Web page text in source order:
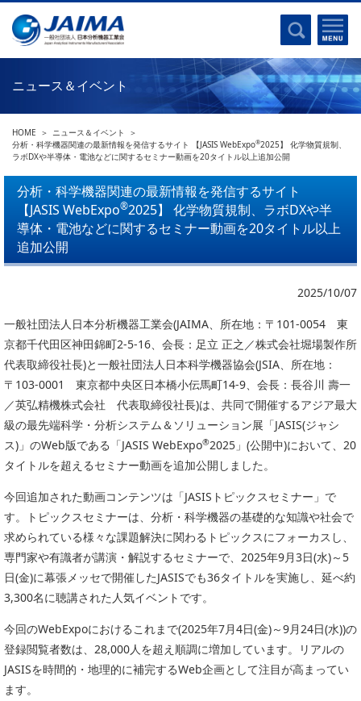
事業計画書
沿革
関連リンク
主な活動
分析機器・科学機器遺産認定
海外交流事業
統計
刊行物のご案内
委員会活動
協力企業との適正取引の推進
分析用X線検査装置他PCB廃棄物処理について
会員会社
会員リスト
入会のご案内
入会金・会費規程
ニュース＆イベント
プレスリリース
イベント
はじめに
電磁波(光)
クロマトグラフ
質量分析
電子顕微鏡
熱分析
電気化学
磁気共鳴
電子線応用
バイオ関連
総論・各種分析法
食品
ライフサイエンス
イメージング
材料
X線・放射光
PICK UP CONTENTS
ニュース＆イベント
HOME
ニュース＆イベント
分析・科学機器関連の最新情報を発信するサイト 【JASIS WebExpo®2025】 化学物質規制、
ラボDXや半導体・電池などに関するセミナー動画を20タイトル以上追加公開
分析・科学機器関連の最新情報を発信するサイト
【JASIS WebExpo®2025】 化学物質規制、ラボDXや半
導体・電池などに関するセミナー動画を20タイトル以上
追加公開
2025/10/07
一般社団法人日本分析機器工業会(JAIMA、所在地：〒101-0054 東
京都千代田区神田錦町2-5-16、会長：足立 正之／株式会社堀場製作所
代表取締役社長)と一般社団法人日本科学機器協会(JSIA、所在地：
〒103-0001
東京都中央区日本橋小伝馬町14-9、会長：長谷川 壽一
／英弘精機株式会社 代表取締役社長)は、共同で開催するアジア最大
級の最先端科学・分析システム＆ソリューション展「JASIS(ジャシ
ス)」のWeb版である「JASIS WebExpo®2025」(公開中)において、20
タイトルを超えるセミナー動画を追加公開しました。
今回追加された動画コンテンツは「JASISトピックスセミナー」で
す。トピックスセミナーは、分析・科学機器の基礎的な知識や社会で
求められている様々な課題解決に関わるトピックスにフォーカスし、
専門家や有識者が講演・解説するセミナーで、2025年9月3日(水)～5
日(金)に幕張メッセで開催したJASISでも36タイトルを実施し、延べ約
3,300名に聴講された人気イベントです。
今回のWebExpoにおけるこれまで(2025年7月4日(金)～9月24日(水))の
登録閲覧者数は、28,000人を超え順調に増加しています。リアルの
JASISを時間的・地理的に補完するWeb企画として注目が高まってい
ます。